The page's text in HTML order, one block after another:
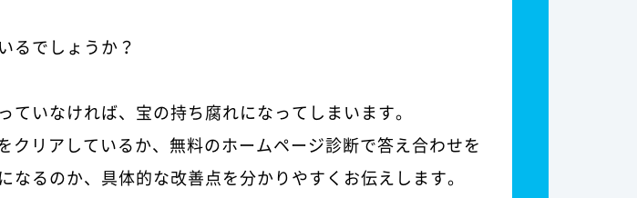
るでしょうか？
いなければ、宝の持ち腐れになってしまいます。
クリアしているか、無料のホームページ診断で答え合わせを
るのか、具体的な改善点を分かりやすくお伝えします。